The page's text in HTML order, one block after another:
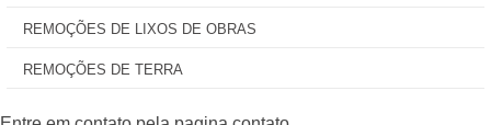
REMOÇÕES DE LIXOS DE OBRAS
REMOÇÕES DE TERRA